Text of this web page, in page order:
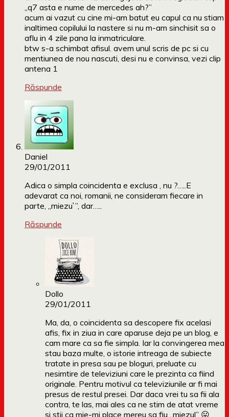
„q7 asta e nume de mercedes ah?”
acum ai vazut cu cine mi-am batut eu capul ca nu stiam
inaltimea copilului la nastere si nu m-am sinchisit sa o
aflu in 4 zile pana la inmatriculare.
btw s-a schimbat afisul. avem unul scris de pc si cu
mentiunea de nou nascuti, desi nu e convinsa, vezi clip
antena 1
Răspunde
Daniel
29/01/2011
Adica o simpla coincidenta e exclusa , nu ?…..E
adevarat ca noi, romanii, ne consideram fiecare in
parte, „miezu`”, dar…..
Răspunde
Dollo
29/01/2011
Ma, da, o coincidenta sa descopere fix acelasi
afis, fix in ziua in care aparuse deja pe un blog, e
cam mare ca sa fie simpla. Iar la convingerea mea
stau baza multe, o istorie intreaga de subiecte
tratate in presa sau pe bloguri, preluate cu
nesimtire de televiziuni care le prezinta ca fiind
originale. Pentru motivul ca televiziunile ar fi mai
presus de restul presei. Dar daca vrei tu sa fii ala
contra, te las, mai ales ca ne stim de atat vreme
si stii ca mie-mi place mereu sa fiu „miezul” 😛